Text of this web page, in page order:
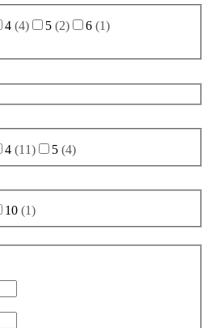
4 (4) 5 (2) 6 (1)
4 (11) 5 (4)
10 (1)